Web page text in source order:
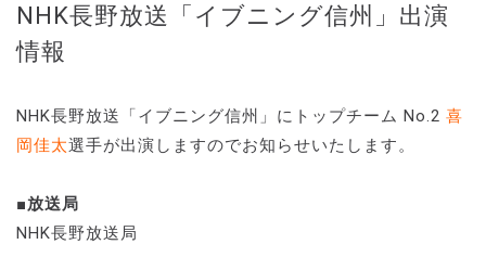
NHK長野放送「イブニング信州」出演
情報
NHK長野放送「イブニング信州」にトップチーム No.2 喜
岡佳太選手が出演しますのでお知らせいたします。
■放送局
NHK長野放送局